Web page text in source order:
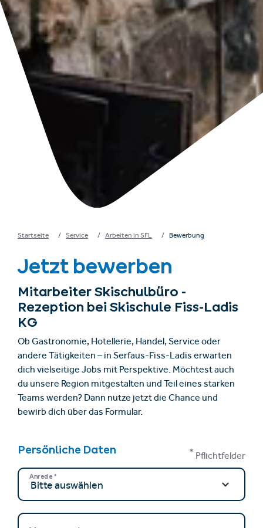
Startseite Service Arbeiten in SFL Bewerbung
Jetzt bewerben
Mitarbeiter Skischulbüro -
Rezeption bei Skischule Fiss-Ladis
KG
Ob Gastronomie, Hotellerie, Handel, Service oder
andere Tätigkeiten – in Serfaus-Fiss-Ladis erwarten
dich vielseitige Jobs mit Perspektive. Möchtest auch
du unsere Region mitgestalten und Teil eines starken
Teams werden? Dann nutze jetzt die Chance und
bewirb dich über das Formular.
Persönliche Daten * Pflichtfelder
Anrede *